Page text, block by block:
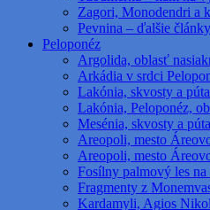
Zagori, Monodendri a
Pevnina – ďalšie články
Peloponéz
Argolida, oblasť
Arkádia v srdci
Lakónia, skvosty a
Lakónia, Peloponéz,
Mesénia, skvosty a
Areopoli, mesto
Areopoli, mesto
Fosílny palmový les na
Fragmenty z
Kardamyli, Agios